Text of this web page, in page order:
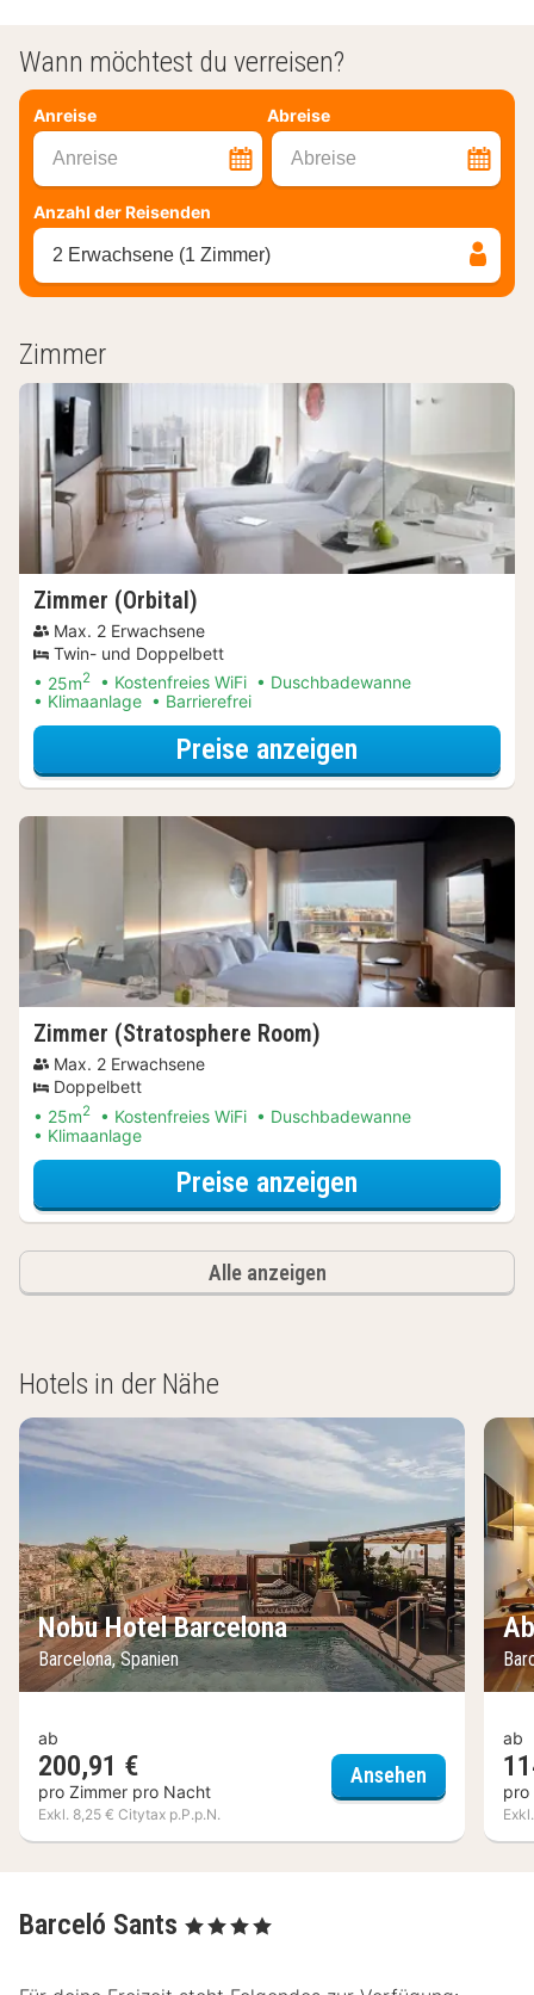
Wann möchtest du verreisen?
Anreise Abreise
Anreise Abreise
Anzahl der Reisenden
2 Erwachsene (1 Zimmer)
Zimmer
Zimmer (Orbital)
Max. 2 Erwachsene
Twin- und Doppelbett
25m2 Kostenfreies WiFi
Duschbadewanne
Klimaanlage
Barrierefrei
Preise anzeigen
Zimmer (Stratosphere Room)
Max. 2 Erwachsene
Doppelbett
25m2 Kostenfreies WiFi
Duschbadewanne
Klimaanlage
Preise anzeigen
Alle anzeigen
Hotels in der Nähe
Nobu Hotel Barcelona
Barcelona, Spanien
ab
200,91 €
pro Zimmer pro Nacht
Exkl. 8,25 € Citytax p.P.p.N.
Ansehen Nobu
ab
pro
Barceló Sants , 4 Sterne